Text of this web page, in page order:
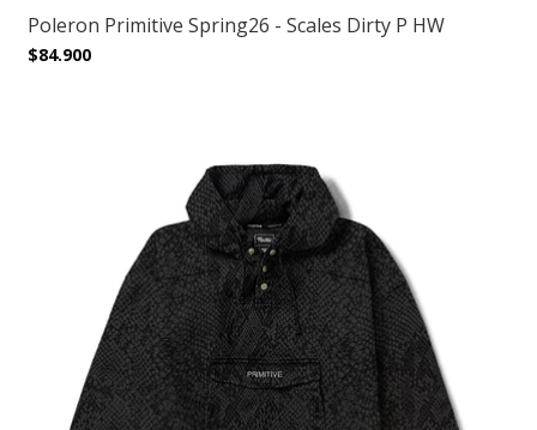
Poleron Primitive Spring26 - Scales Dirty P HW
$84.900